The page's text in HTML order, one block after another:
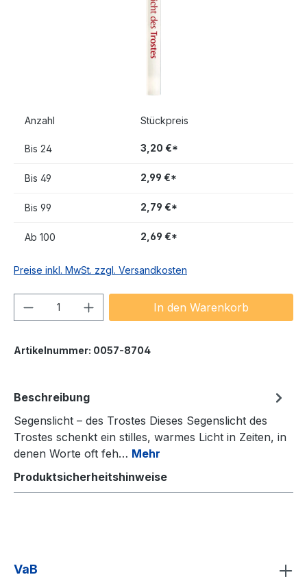
Anzahl Stückpreis
Bis 24 3,20 €*
Bis 49 2,99 €*
Bis 99 2,79 €*
Ab 100 2,69 €*
Preise inkl. MwSt. zzgl. Versandkosten
Produkt Anzahl: Gib denIn den Warenkorb
Artikelnummer: 0057-8704
Beschreibung
Segenslicht – des Trostes Dieses Segenslicht des
Trostes schenkt ein stilles, warmes Licht in Zeiten, in
denen Worte oft feh… Mehr
Produktsicherheitshinweise
VaB